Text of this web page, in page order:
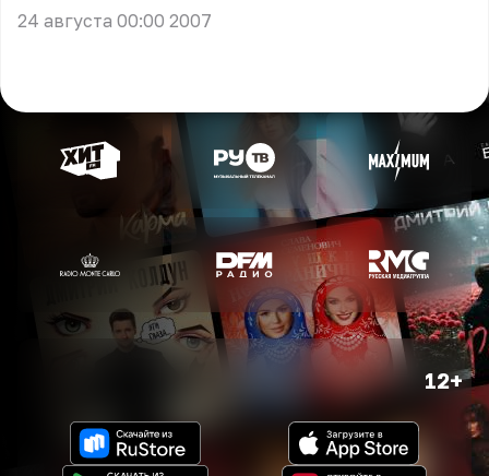
24 августа 00:00 2007
12+